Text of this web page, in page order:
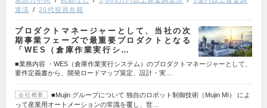
達済
20代役員在籍
プロダクトマネージャーとして、当社の次
期事業フェーズで最重要プロダクトとなる
「WES（倉庫作業実行シ…
■業務内容 ・WES（倉庫作業実行システム）のプロダクトマネージャーとして、
要件定義書から、開発ロードマップ策定、設計・実…
会社概要
■Mujin グループについて 独自のロボット制御技術（Mujin MI） によ
って産業用オートメーションの常識を覆し、世…